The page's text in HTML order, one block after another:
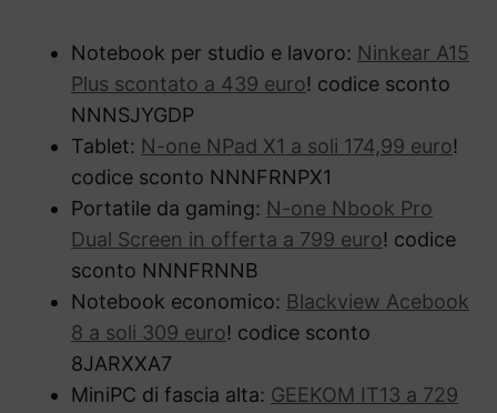
Notebook per studio e lavoro: Ninkear A15
Plus scontato a 439 euro! codice sconto
NNNSJYGDP
Tablet: N-one NPad X1 a soli 174,99 euro!
codice sconto NNNFRNPX1
Portatile da gaming: N-one Nbook Pro
Dual Screen in offerta a 799 euro! codice
sconto NNNFRNNB
Notebook economico: Blackview Acebook
8 a soli 309 euro! codice sconto
8JARXXA7
MiniPC di fascia alta: GEEKOM IT13 a 729